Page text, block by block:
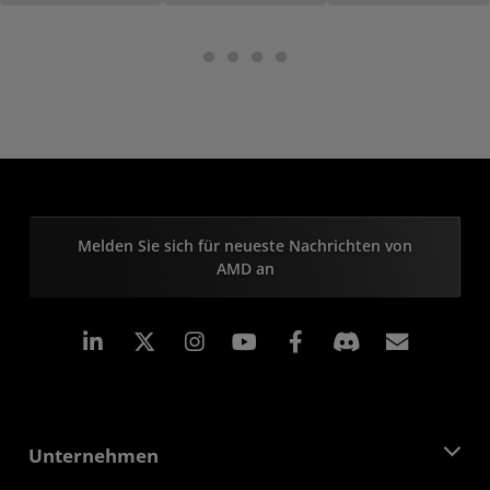
Melden Sie sich für neueste Nachrichten von
AMD an
LinkedIn Instagram Facebook
Unternehmen